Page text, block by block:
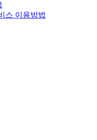
스 이용방법